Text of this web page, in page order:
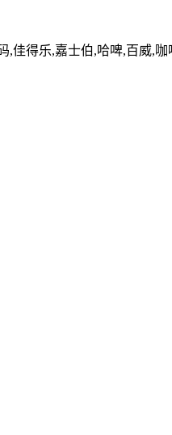
佳得乐,嘉士伯,哈啤,百威,